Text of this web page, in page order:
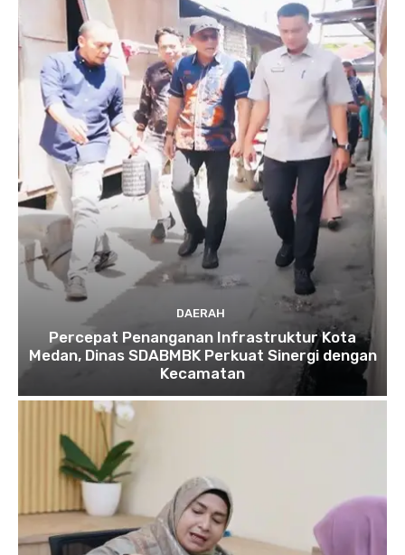
DAERAH
Percepat Penanganan Infrastruktur Kota
Medan, Dinas SDABMBK Perkuat Sinergi dengan
Kecamatan